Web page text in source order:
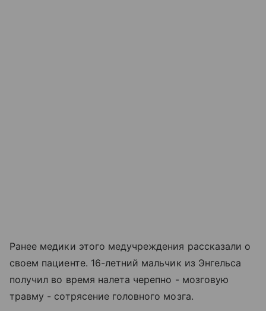
Ранее медики этого медучреждения рассказали о
своем пациенте. 16-летний мальчик из Энгельса
получил во время налета черепно - мозговую
травму - сотрясение головного мозга.